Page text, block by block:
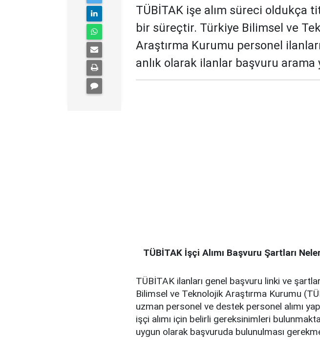
TÜBİTAK işe alım süreci oldukça
bir süreçtir. Türkiye Bilimsel ve
Araştırma Kurumu personel
anlık olarak ilanlar başvuru
TÜBİTAK İşçi Alımı Başvuru Şartları
TÜBİTAK ilanları genel başvuru linki ve
Bilimsel ve Teknolojik Araştırma Kurumu
uzman personel ve destek personel alımı
işçi alımı için belirli gereksinimleri
uygun olarak başvuruda bulunulması